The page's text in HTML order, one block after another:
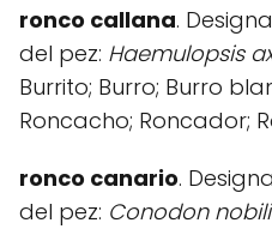
ronco callana.
del pez: Haemulopsis
Burrito; Burro; Burro
Roncacho; Roncador;
ronco canario.
del pez: Conodon